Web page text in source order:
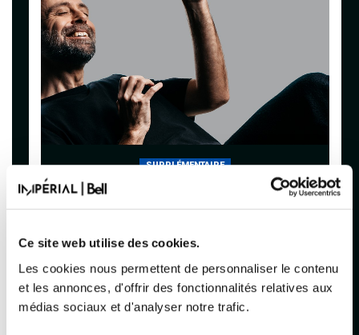
Ce site web utilise des cookies.
Les cookies nous permettent de personnaliser le contenu
et les annonces, d'offrir des fonctionnalités relatives aux
médias sociaux et d'analyser notre trafic.
Infos pratiques
SUPPLÉMENTAIRE
DAVID CASTELLO-LOPES